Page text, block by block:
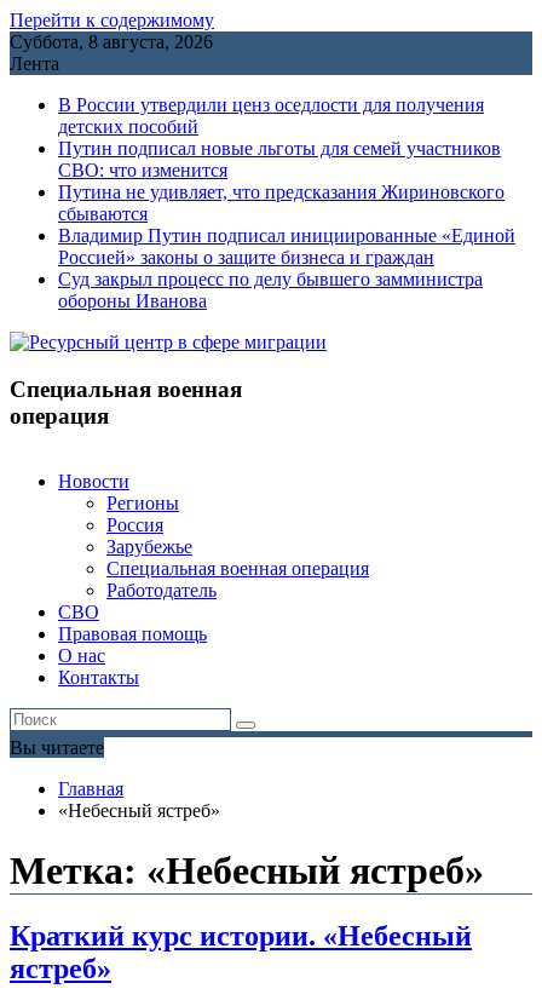
Перейти к содержимому
Суббота, 8 августа, 2026
Лента
В России утвердили ценз оседлости для получения
детских пособий
Путин подписал новые льготы для семей участников
СВО: что изменится
Путина не удивляет, что предсказания Жириновского
сбываются
Владимир Путин подписал инициированные «Единой
Россией» законы о защите бизнеса и граждан
Cуд закрыл процесс по делу бывшего замминистра
обороны Иванова
Специальная военная
операция
Новости
Регионы
Россия
Зарубежье
Специальная военная операция
Работодатель
СВО
Правовая помощь
О нас
Контакты
Вы читаете
Главная
«Небесный ястреб»
Метка: «Небесный ястреб»
Краткий курс истории. «Небесный
ястреб»